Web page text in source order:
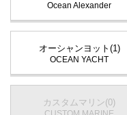
Ocean Alexander
オーシャンヨット(1)
OCEAN YACHT
カスタムマリン(0)